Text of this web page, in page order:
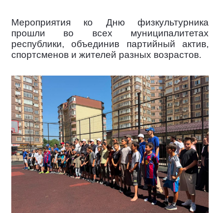
Мероприятия ко Дню физкультурника
прошли во всех муниципалитетах
республики, объединив партийный актив,
спортсменов и жителей разных возрастов.